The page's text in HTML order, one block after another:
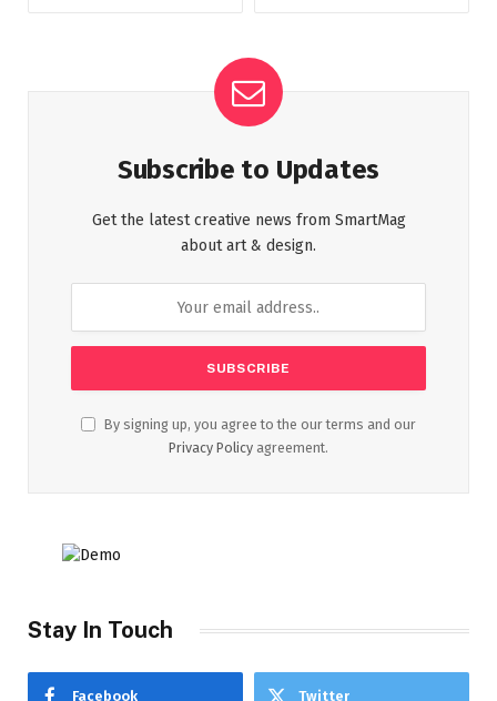
Subscribe to Updates
Get the latest creative news from SmartMag
about art & design.
By signing up, you agree to the our terms and our
Privacy Policy agreement.
Stay In Touch
Facebook Twitter